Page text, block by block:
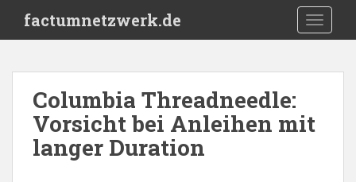
i
factumnetzwerk.de
Columbia Threadneedle:
Vorsicht bei Anleihen mit
langer Duration